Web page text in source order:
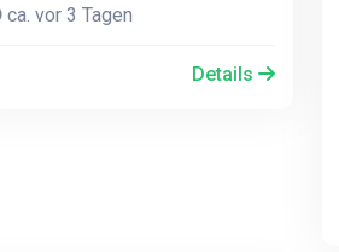
ca. vor 3 Tagen
Details